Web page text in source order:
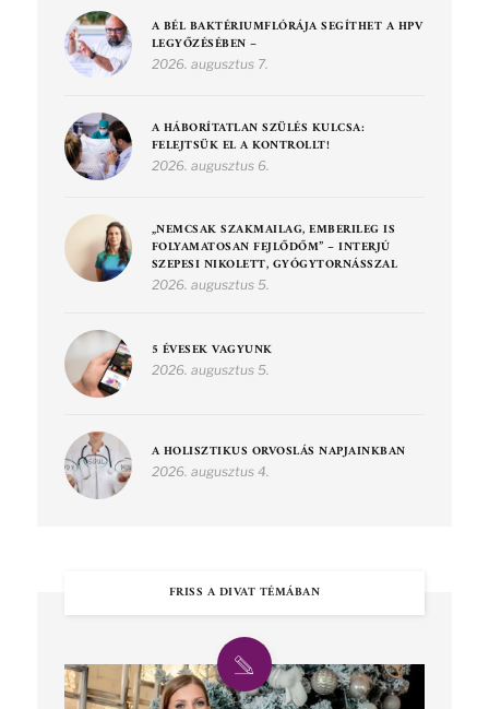
A BÉL BAKTÉRIUMFLÓRÁJA SEGÍTHET A HPV
LEGYŐZÉSÉBEN –
2026. augusztus 7.
A HÁBORÍTATLAN SZÜLÉS KULCSA:
FELEJTSÜK EL A KONTROLLT!
2026. augusztus 6.
„NEMCSAK SZAKMAILAG, EMBERILEG IS
FOLYAMATOSAN FEJLŐDŐM” – INTERJÚ
SZEPESI NIKOLETT, GYÓGYTORNÁSSZAL
2026. augusztus 5.
5 ÉVESEK VAGYUNK
2026. augusztus 5.
A HOLISZTIKUS ORVOSLÁS NAPJAINKBAN
2026. augusztus 4.
FRISS A DIVAT TÉMÁBAN